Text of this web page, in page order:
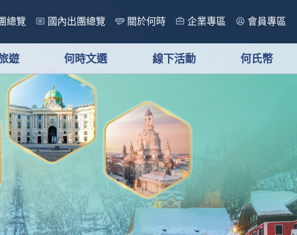
總覽 國內出團總覽 關於何時 企業專區 會員專區
遊 何時文選 線下活動 何氏幣